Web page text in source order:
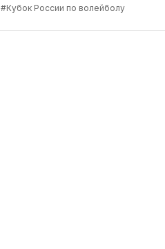
#Кубок России по волейболу